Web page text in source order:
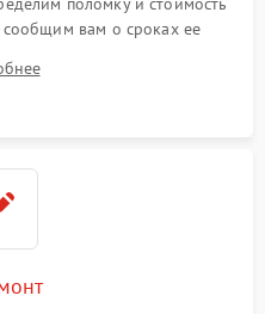
сообщим вам о сроках ее